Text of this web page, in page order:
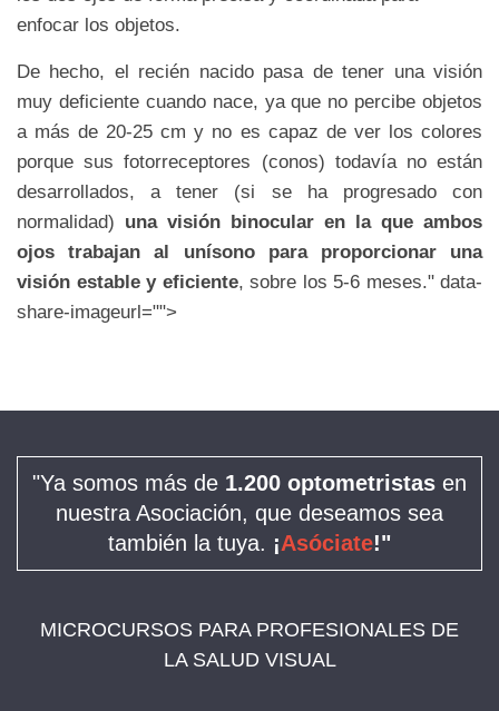
enfocar los objetos.
De hecho, el recién nacido pasa de tener una visión
muy deficiente cuando nace, ya que no percibe objetos
a más de 20-25 cm y no es capaz de ver los colores
porque sus fotorreceptores (conos) todavía no están
desarrollados, a tener (si se ha progresado con
normalidad) una visión binocular en la que ambos
ojos trabajan al unísono para proporcionar una
visión estable y eficiente, sobre los 5-6 meses." data-
share-imageurl="">
"Ya somos más de 1.200 optometristas en
nuestra Asociación, que deseamos sea
también la tuya. ¡Asóciate!"
MICROCURSOS PARA PROFESIONALES DE
LA SALUD VISUAL